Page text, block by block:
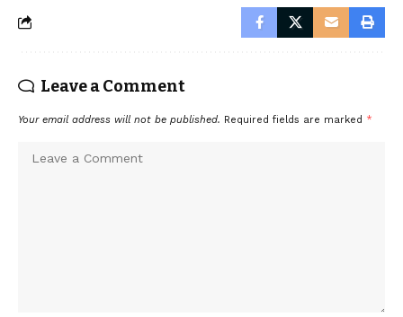
Leave a Comment
Your email address will not be published. Required fields are marked *